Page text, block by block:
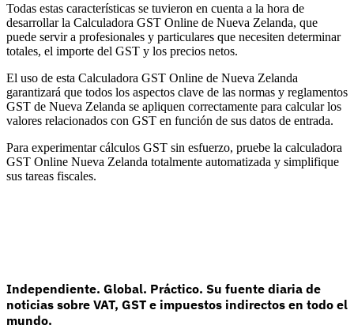
Impuestos indirectos 101
Serie Experto Fiscal
Todas estas características se tuvieron en cuenta a la hora de
desarrollar la Calculadora GST Online de Nueva Zelanda, que
puede servir a profesionales y particulares que necesiten determinar
totales, el importe del GST y los precios netos.
El uso de esta Calculadora GST Online de Nueva Zelanda
garantizará que todos los aspectos clave de las normas y reglamentos
GST de Nueva Zelanda se apliquen correctamente para calcular los
valores relacionados con GST en función de sus datos de entrada.
Para experimentar cálculos GST sin esfuerzo, pruebe la calculadora
GST Online Nueva Zelanda totalmente automatizada y simplifique
sus tareas fiscales.
Independiente. Global. Práctico. Su fuente diaria de
noticias sobre VAT, GST e impuestos indirectos en todo el
mundo.